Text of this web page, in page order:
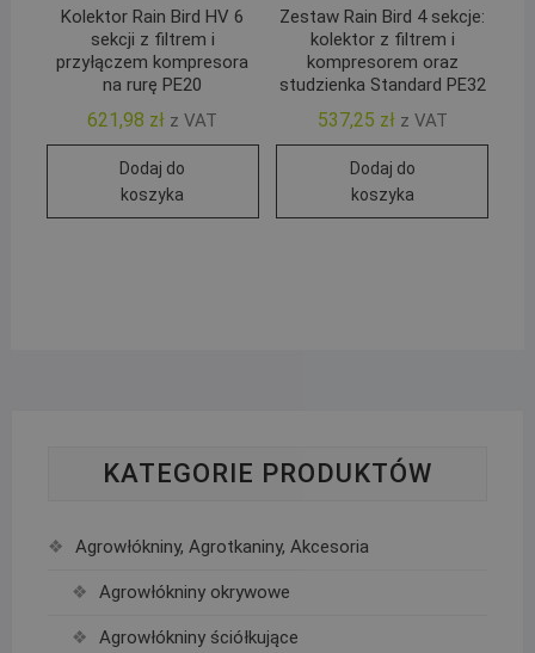
Kolektor Rain Bird HV 6
sekcji z filtrem i
przyłączem kompresora
na rurę PE20
621,98 zł z VAT
Dodaj do
koszyka
Zestaw Rain Bird 4 sekcje:
kolektor z filtrem i
kompresorem oraz
studzienka Standard PE32
537,25 zł z VAT
Dodaj do
koszyka
KATEGORIE PRODUKTÓW
Agrowłókniny, Agrotkaniny, Akcesoria
Agrowłókniny okrywowe
Agrowłókniny ściółkujące